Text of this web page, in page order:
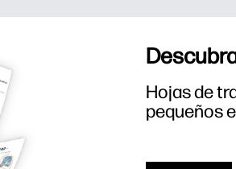
Hojas de
pequeños